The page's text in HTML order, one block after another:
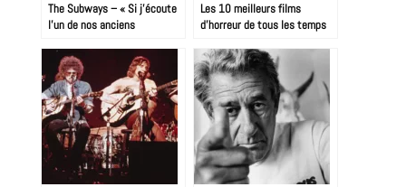
The Subways – « Si j’écoute
l’un de nos anciens
généralement parce que
quelqu’un m’y a forcé »
Les 10 meilleurs films
d’horreur de tous les temps